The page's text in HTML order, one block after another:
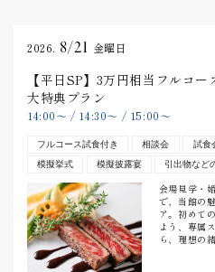
2026. 8/21 金曜日
【平日SP】3万円相当フルコ
大特典プラン
14:00〜 / 14:30〜 / 15:00〜
フルコース試食付き 相談会 試食
模擬挙式
模擬披露宴 引出物など
会場見学・
で、当館の
ア。初めて
よう、専属
ら、理想の